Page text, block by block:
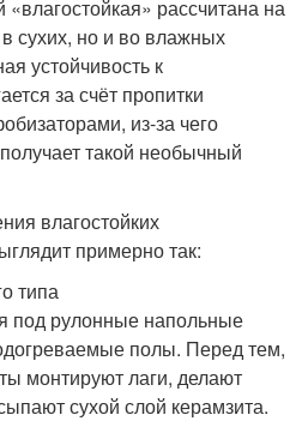
рассчитана на
сухих, но и во влажных
устойчивость к
за счёт пропитки
из-за чего
такой необычный
влагостойких
примерно так:
типа
под рулонные напольные
полы. Перед тем,
монтируют лаги, делают
сухой слой керамзита.